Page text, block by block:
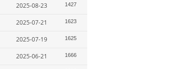
2025-08-23 1427
2025-07-21 1623
2025-07-19 1625
2025-06-21 1666